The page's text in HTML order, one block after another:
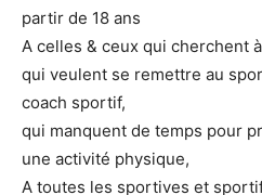
partir de 18 ans
A celles & ceux qui cherchent
qui veulent se remettre au
coach sportif,
qui manquent de temps pour
une activité physique,
A toutes les sportives et